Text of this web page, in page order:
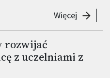
Więcej
rozwijać
z uczelniami z